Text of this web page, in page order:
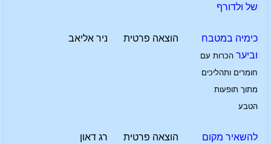
של ולדורף
כימיה במטבח
וביער הכרות עם
חומרים ותהליכים
מתוך תופעות
הטבע
הוצאה פרטית ניר אליאב
להשאיר מקום
הוצאה פרטית רג דאון